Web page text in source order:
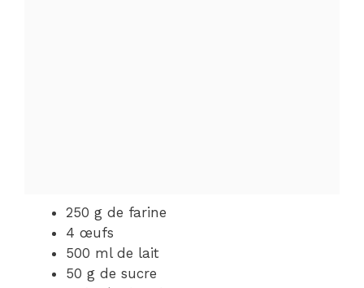
250 g de farine
4 œufs
500 ml de lait
50 g de sucre